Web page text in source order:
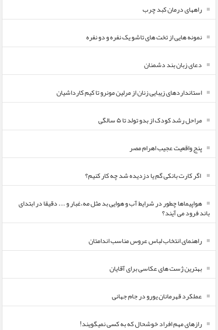
راههای درمان کبد چرب
نمونه هایی از تخت های تاشو یک نفره و دو نفره
دعای زبان بند دشمنان
استانداردهای زیبایی زنان از مرلین مونرو تا کیم کارداشیان
مراحل رشد کودک از بدو تولد تا ۵ سالگی
پنج واقعیت عجیب اهرام مصر
اگر کارت بانکی گم یا دزدیده شد چه کار کنیم؟
هواپیماها چطور در شرایط آب و هوایی بد مثل مه،غبار و …. دقیقا در ابتدای
باند فرود می آیند؟
راهنمای انتخاب لباس عروس مناسب اندامتان
بهترین ژست های عکاسی برای آقایان
عملکرد قهرمانان یورو در جام جهانی
رازهای مهم افراد خوشحال که به کسی نمیگویند!